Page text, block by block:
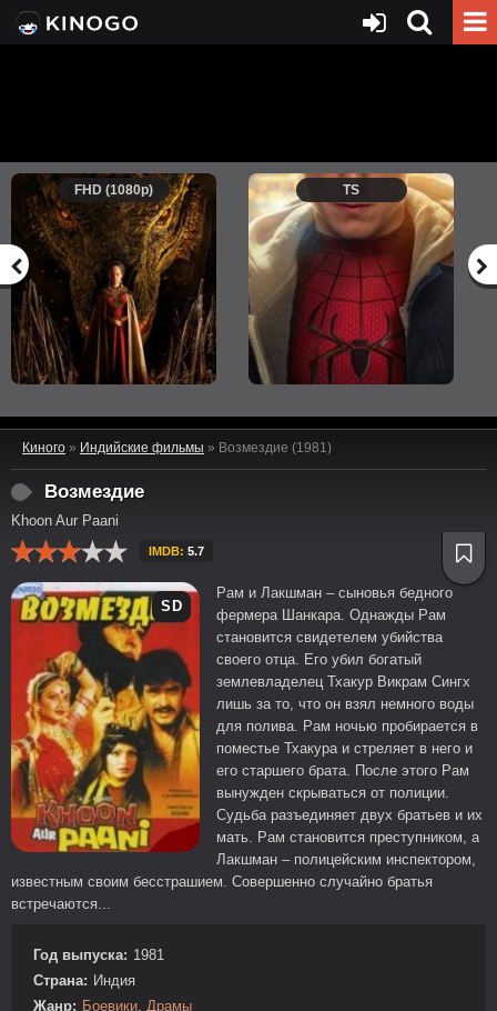
FHD (1080p) TS
Киного » Индийские фильмы » Возмездие (1981)
Возмездие
Khoon Aur Paani
IMDB: 5.7
SD
Рам и Лакшман – сыновья бедного
фермера Шанкара. Однажды Рам
становится свидетелем убийства
своего отца. Его убил богатый
землевладелец Тхакур Викрам Сингх
лишь за то, что он взял немного воды
для полива. Рам ночью пробирается в
поместье Тхакура и стреляет в него и
его старшего брата. После этого Рам
вынужден скрываться от полиции.
Судьба разъединяет двух братьев и их
мать. Рам становится преступником, а
Лакшман – полицейским инспектором,
известным своим бесстрашием. Совершенно случайно братья
встречаются...
Год выпуска: 1981
Страна: Индия
Жанр: Боевики, Драмы